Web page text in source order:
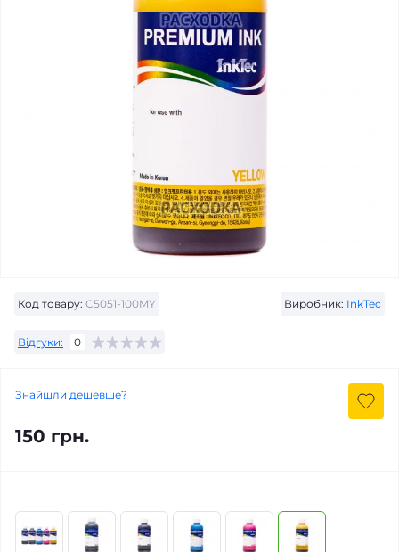
Код товару: C5051-100MY Виробник: InkTec
Відгуки: 0
Знайшли дешевше?
150 грн.